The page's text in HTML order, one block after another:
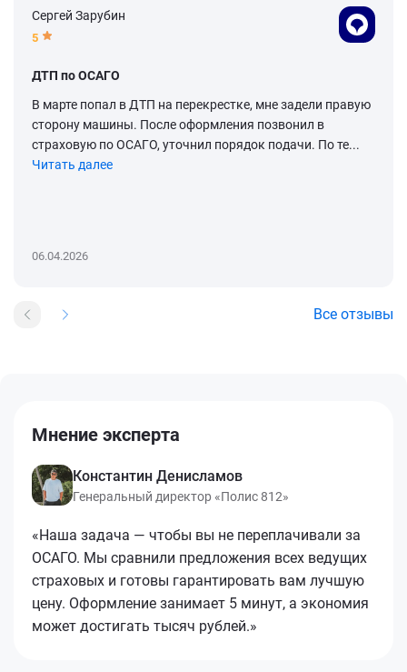
Сергей Зарубин
5
ДТП по ОСАГО
В марте попал в ДТП на перекрестке, мне задели правую
сторону машины. После оформления позвонил в
страховую по ОСАГО, уточнил порядок подачи. По те...
Читать далее
06.04.2026
Все отзывы
Мнение эксперта
Константин Денисламов
Генеральный директор «Полис 812»
«Наша задача — чтобы вы не переплачивали за
ОСАГО. Мы сравнили предложения всех ведущих
страховых и готовы гарантировать вам лучшую
цену. Оформление занимает 5 минут, а экономия
может достигать тысяч рублей.»